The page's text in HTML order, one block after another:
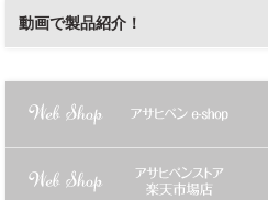
動画で製品紹介！